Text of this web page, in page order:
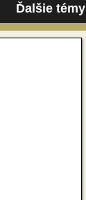
Ďalšie témy